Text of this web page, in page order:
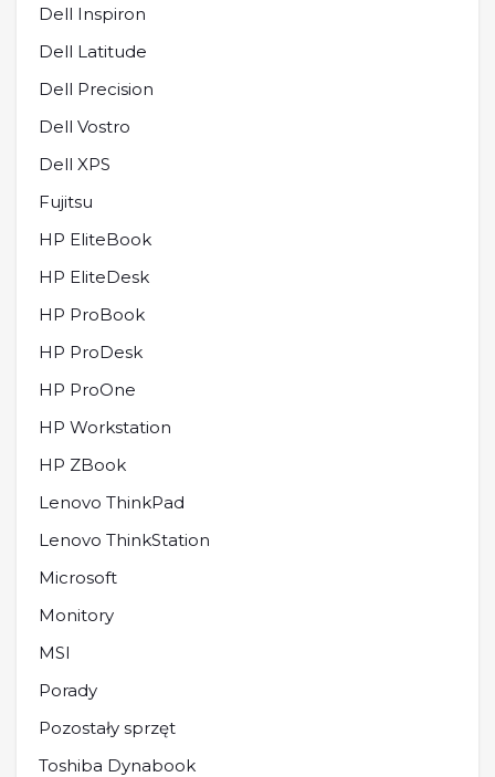
Dell Inspiron
Dell Latitude
Dell Precision
Dell Vostro
Dell XPS
Fujitsu
HP EliteBook
HP EliteDesk
HP ProBook
HP ProDesk
HP ProOne
HP Workstation
HP ZBook
Lenovo ThinkPad
Lenovo ThinkStation
Microsoft
Monitory
MSI
Porady
Pozostały sprzęt
Toshiba Dynabook